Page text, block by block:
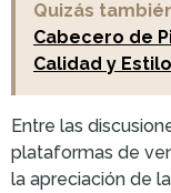
Quizás
Cabecero de
Calidad y Estilo
Entre las
plataformas de
la apreciación de